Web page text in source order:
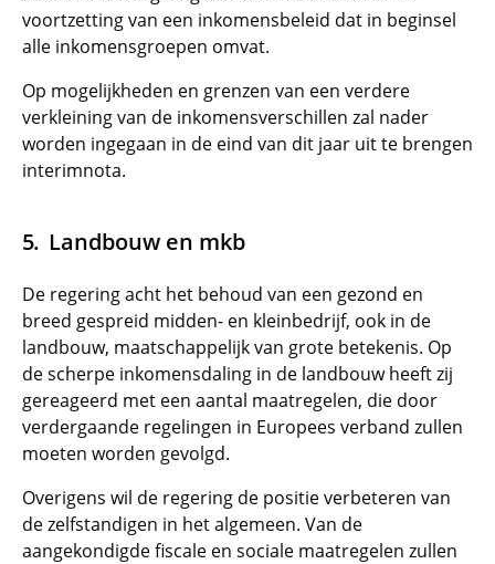
voortzetting van een inkomensbeleid dat in beginsel
alle inkomensgroepen omvat.
Op mogelijkheden en grenzen van een verdere
verkleining van de inkomensverschillen zal nader
worden ingegaan in de eind van dit jaar uit te brengen
interimnota.
Landbouw en mkb
De regering acht het behoud van een gezond en
breed gespreid midden- en kleinbedrijf, ook in de
landbouw, maatschappelijk van grote betekenis. Op
de scherpe inkomensdaling in de landbouw heeft zij
gereageerd met een aantal maatregelen, die door
verdergaande regelingen in Europees verband zullen
moeten worden gevolgd.
Overigens wil de regering de positie verbeteren van
de zelfstandigen in het algemeen. Van de
aangekondigde fiscale en sociale maatregelen zullen